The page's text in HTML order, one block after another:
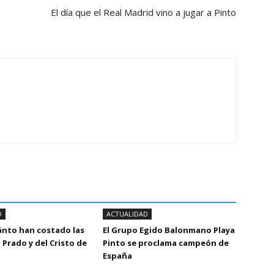
El día que el Real Madrid vino a jugar a Pinto
han costado las
y del Cristo de
ACTUALIDAD
El Grupo Egido Balonmano Playa
Pinto se proclama campeón de
España